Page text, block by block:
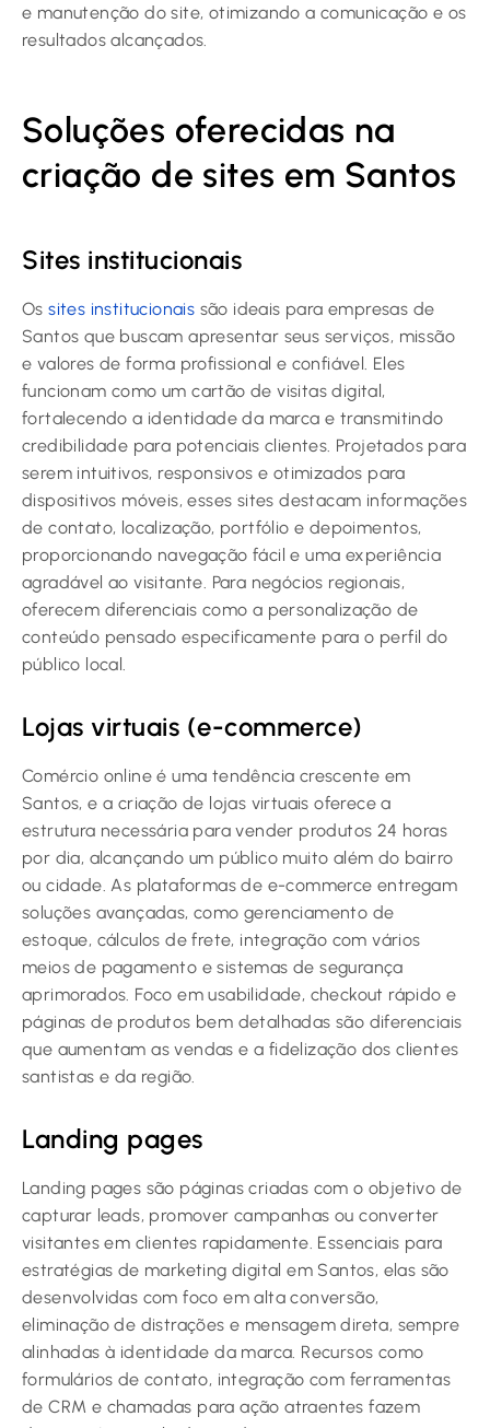
e manutenção do site, otimizando a comunicação e os
resultados alcançados.
Soluções oferecidas na
criação de sites em Santos
Sites institucionais
Ossites institucionais são ideais para empresas de
Santos que buscam apresentar seus serviços, missão
e valores de forma profissional e confiável. Eles
funcionam como um cartão de visitas digital,
fortalecendo a identidade da marca e transmitindo
credibilidade para potenciais clientes. Projetados para
serem intuitivos, responsivos e otimizados para
dispositivos móveis, esses sites destacam informações
de contato, localização, portfólio e depoimentos,
proporcionando navegação fácil e uma experiência
agradável ao visitante. Para negócios regionais,
oferecem diferenciais como a personalização de
conteúdo pensado especificamente para o perfil do
público local.
Lojas virtuais (e-commerce)
Comércio online é uma tendência crescente em
Santos, e a criação de lojas virtuais oferece a
estrutura necessária para vender produtos 24 horas
por dia, alcançando um público muito além do bairro
ou cidade. As plataformas de e-commerce entregam
soluções avançadas, como gerenciamento de
estoque, cálculos de frete, integração com vários
meios de pagamento e sistemas de segurança
aprimorados. Foco em usabilidade, checkout rápido e
páginas de produtos bem detalhadas são diferenciais
que aumentam as vendas e a fidelização dos clientes
santistas e da região.
Landing pages
Landing pages são páginas criadas com o objetivo de
capturar leads, promover campanhas ou converter
visitantes em clientes rapidamente. Essenciais para
estratégias de marketing digital em Santos, elas são
desenvolvidas com foco em alta conversão,
eliminação de distrações e mensagem direta, sempre
alinhadas à identidade da marca. Recursos como
formulários de contato, integração com ferramentas
de CRM e chamadas para ação atraentes fazem